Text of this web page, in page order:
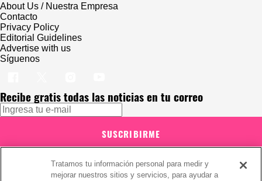
About Us / Nuestra Empresa
Contacto
Privacy Policy
Editorial Guidelines
Advertise with us
Síguenos
Recibe gratis todas las noticias en tu correo
SUSCRIBIRME
y Se aplican lasCondiciones de servicio
Suscribirse implica aceptar los términos y condiciones
Tratamos tu información personal para medir y
mejorar nuestros sitios y servicios, para ayudar a